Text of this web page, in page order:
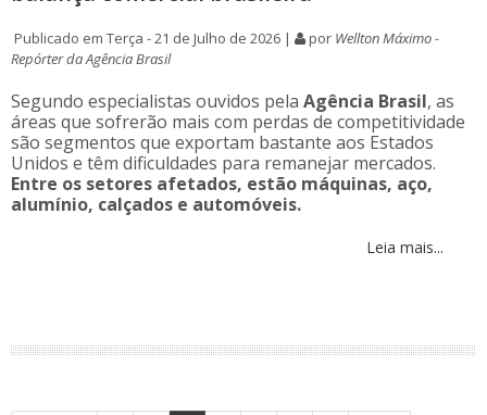
Publicado em Terça - 21 de Julho de 2026 | por Wellton Máximo -
Repórter da Agência Brasil
Segundo especialistas ouvidos pela Agência Brasil, as
áreas que sofrerão mais com perdas de competitividade
são segmentos que exportam bastante aos Estados
Unidos e têm dificuldades para remanejar mercados.
Entre os setores afetados, estão máquinas, aço,
alumínio, calçados e automóveis.
Leia mais...